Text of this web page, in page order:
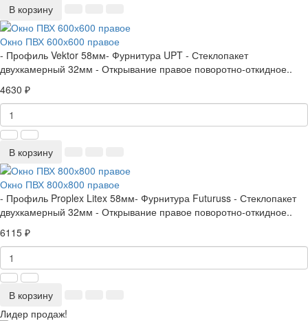
В корзину
Окно ПВХ 600х600 правое
- Профиль Vektor 58мм- Фурнитура UPT - Стеклопакет
двухкамерный 32мм - Открывание правое поворотно-откидное..
4630 ₽
В корзину
Окно ПВХ 800х800 правое
- Профиль Proplex Litex 58мм- Фурнитура Futuruss - Стеклопакет
двухкамерный 32мм - Открывание правое поворотно-откидное..
6115 ₽
В корзину
Лидер продаж!